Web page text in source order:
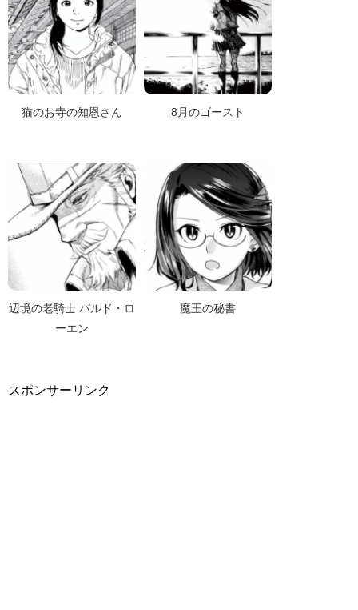
猫のお寺の知恩さん 8月のゴースト
辺境の老騎士 バルド・ロ
ーエン
魔王の秘書
スポンサーリンク